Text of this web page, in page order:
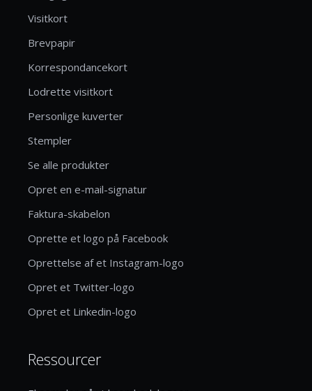
Visitkort
Brevpapir
Korrespondancekort
Lodrette visitkort
Personlige kuverter
Stempler
Se alle produkter
Opret en e-mail-signatur
Faktura-skabelon
Oprette et logo på Facebook
Oprettelse af et Instagram-logo
Opret et Twitter-logo
Opret et Linkedin-logo
Ressourcer